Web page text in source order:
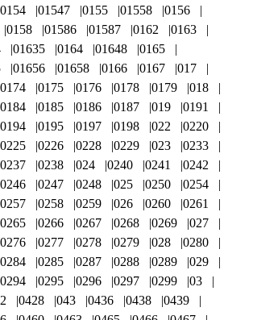
0154 01547 0155 01558
0156
0158 01586 01587 0162
0163
01635 0164 01648
0165
01656 01658 0166 0167
017
0174 0175 0176 0178 0179
018
0184 0185 0186 0187 019
0191
0194 0195 0197 0198 022
0220
0225 0226 0228 0229 023
0233
0237 0238 024 0240 0241
0242
0246 0247 0248 025 0250
0254
0257 0258 0259 026 0260
0261
0265 0266 0267 0268 0269
027
0276 0277 0278 0279 028
0280
0284 0285 0287 0288 0289
029
0294 0295 0296 0297 0299
03
0428 043 0436 0438
0439